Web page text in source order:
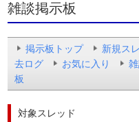
雑談掲示板
掲示板トップ 新規ス
去ログ
お気に入り
板
対象スレッド